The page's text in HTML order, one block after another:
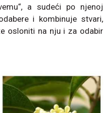
a sudeći po njenoj
i kombinuje stvari,
osloniti na nju i za odabir